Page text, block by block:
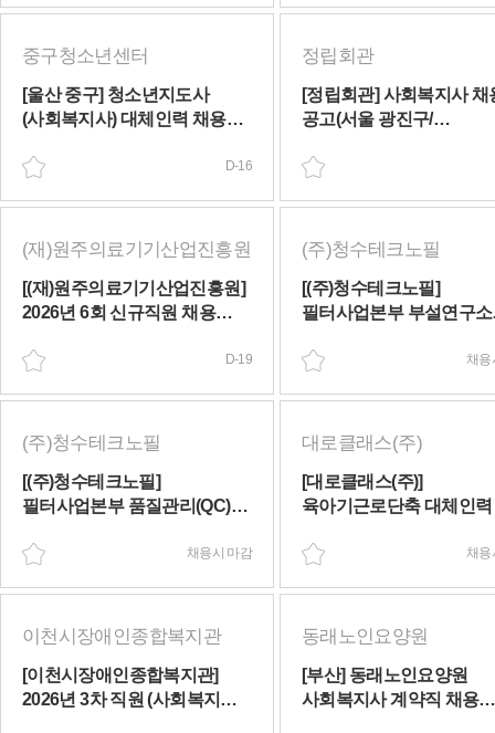
중구청소년센터
[울산 중구] 청소년지도사
(사회복지사) 대체인력 채용
D-16
정립회관
[정립회관] 사회복지사 채
공고(서울 광진구/
(재)원주의료기기산업진흥원
[(재)원주의료기기산업진흥원]
2026년 6회 신규직원 채용
(~08/28(금))
D-19
(주)청수테크노필
[(주)청수테크노필]
필터사업본부 부설연구소
마감)
채용
(주)청수테크노필
[(주)청수테크노필]
필터사업본부 품질관리(QC)
마감)
채용시 마감
대로클래스(주)
[대로클래스(주)]
육아기근로단축 대체인
채용
이천시장애인종합복지관
[이천시장애인종합복지관]
2026년 3차 직원 (사회복지사 -
동래노인요양원
[부산] 동래노인요양원
사회복지사 계약직 채용